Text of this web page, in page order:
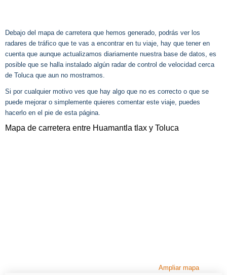
Debajo del mapa de carretera que hemos generado, podrás ver los
radares de tráfico que te vas a encontrar en tu viaje, hay que tener en
cuenta que aunque actualizamos diariamente nuestra base de datos, es
posible que se halla instalado algún radar de control de velocidad cerca
de Toluca que aun no mostramos.
Si por cualquier motivo ves que hay algo que no es correcto o que se
puede mejorar o simplemente quieres comentar este viaje, puedes
hacerlo en el pie de esta página.
Mapa de carretera entre Huamantla tlax y Toluca
Ampliar mapa